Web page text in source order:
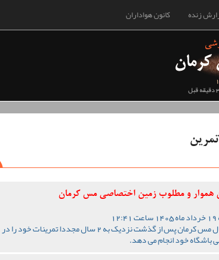
کانون هواداران زنده
هموار و مطلوب زمین اختصاصی مس کرمان
تیم فوتبال مس کرمان پس از گذشت نزدیک به 2 سال مجددا تمرینات خود را در
باشگاه خود انجام می دهد.